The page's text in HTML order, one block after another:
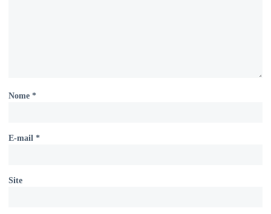
Nome *
E-mail *
Site